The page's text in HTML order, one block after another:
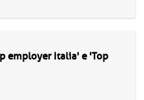
employer Italia' e 'Top